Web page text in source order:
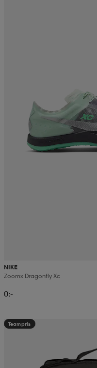
NIKE
Zoomx Dragonfly Xc
0:-
Teampris